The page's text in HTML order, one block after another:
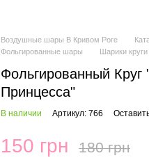
Воздушные шары В Кривом Роге
Фольгированные шары
Шарики круги
Фольгированный
Принцесса"
В наличии Артикул: 766
150 грн 180 грн